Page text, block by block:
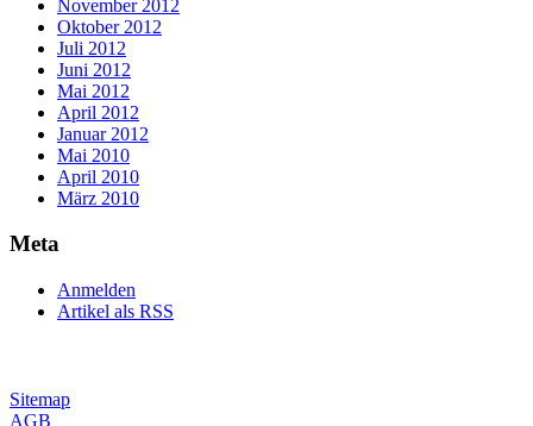
November 2012
Oktober 2012
Juli 2012
Juni 2012
Mai 2012
April 2012
Januar 2012
Mai 2010
April 2010
März 2010
Meta
Anmelden
Artikel als RSS
Sitemap
AGB